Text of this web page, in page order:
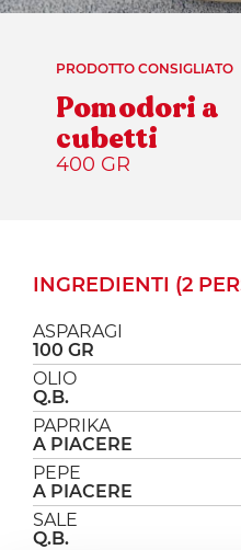
PRODOTTO CONSIGLIATO
Pomodori a
cubetti
400 GR
INGREDIENTI (2
ASPARAGI
100 GR
OLIO
Q.B.
PAPRIKA
A PIACERE
PEPE
A PIACERE
SALE
Q.B.